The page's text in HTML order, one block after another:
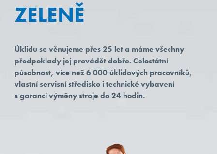
KONTAKT
KLIENTI
ZELENĚ
Úklidu se věnujeme přes 25 let a máme všechny
předpoklady jej provádět dobře. Celostátní
působnost, více než 6 000 úklidových pracovníků,
vlastní servisní středisko i technické vybavení
s garancí výměny stroje do 24 hodin.